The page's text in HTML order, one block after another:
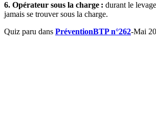
6. Opérateur sous la charge : durant le
jamais se trouver sous la charge.
Quiz paru dans PréventionBTP n°262-Mai